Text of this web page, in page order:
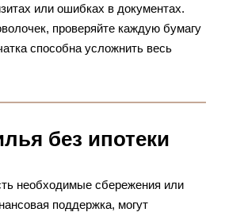
или ошибках в документах.
проверяйте каждую бумагу
способна усложнить весь
без ипотеки
необходимые сбережения или
поддержка, могут